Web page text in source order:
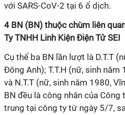
với SARS-CoV-2 tại 6 ổ dịch.
4 BN (BN) thuộc chùm liên
Ty TNHH Linh Kiện Điện Tử SEI
Cụ thể ba BN lần lượt là D.T.T
Đông Anh); T.T.H (nữ, sinh năm
và N.T.T (nữ, sinh năm 1980,
BN đều là công nhân của Công
trung tại công ty từ ngày 5/7,